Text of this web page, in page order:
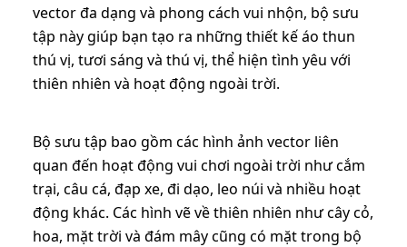
vector đa dạng và phong cách vui nhộn, bộ sưu
tập này giúp bạn tạo ra những thiết kế áo thun
thú vị, tươi sáng và thú vị, thể hiện tình yêu với
thiên nhiên và hoạt động ngoài trời.
Bộ sưu tập bao gồm các hình ảnh vector liên
quan đến hoạt động vui chơi ngoài trời như cắm
trại, câu cá, đạp xe, đi dạo, leo núi và nhiều hoạt
động khác. Các hình vẽ về thiên nhiên như cây cỏ,
hoa, mặt trời và đám mây cũng có mặt trong bộ